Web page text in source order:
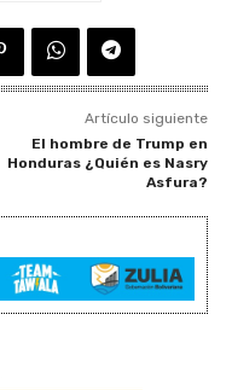
Artículo siguiente
El hombre de Trump en
Honduras ¿Quién es Nasry
Asfura?